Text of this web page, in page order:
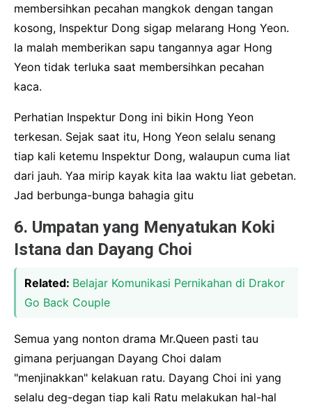
membersihkan pecahan mangkok dengan tangan
kosong, Inspektur Dong sigap melarang Hong Yeon.
Ia malah memberikan sapu tangannya agar Hong
Yeon tidak terluka saat membersihkan pecahan
kaca.
Perhatian Inspektur Dong ini bikin Hong Yeon
terkesan. Sejak saat itu, Hong Yeon selalu senang
tiap kali ketemu Inspektur Dong, walaupun cuma liat
dari jauh. Yaa mirip kayak kita laa waktu liat gebetan.
Jad berbunga-bunga bahagia gitu
6. Umpatan yang Menyatukan Koki
Istana dan Dayang Choi
Related: Belajar Komunikasi Pernikahan di Drakor
Go Back Couple
Semua yang nonton drama Mr.Queen pasti tau
gimana perjuangan Dayang Choi dalam
"menjinakkan" kelakuan ratu. Dayang Choi ini yang
selalu deg-degan tiap kali Ratu melakukan hal-hal